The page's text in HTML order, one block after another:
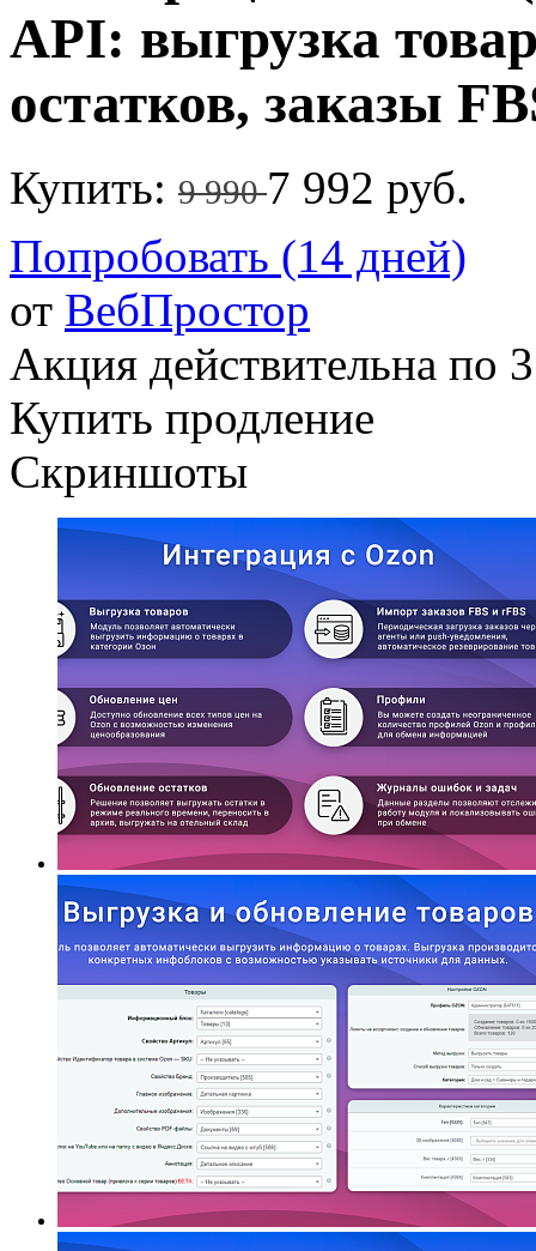
API: выгрузка
остатков, заказы
Купить: 9 9907 992 руб.
Попробовать (14 дней)
от ВебПростор
Акция действительна по
Купить продление
Скриншоты